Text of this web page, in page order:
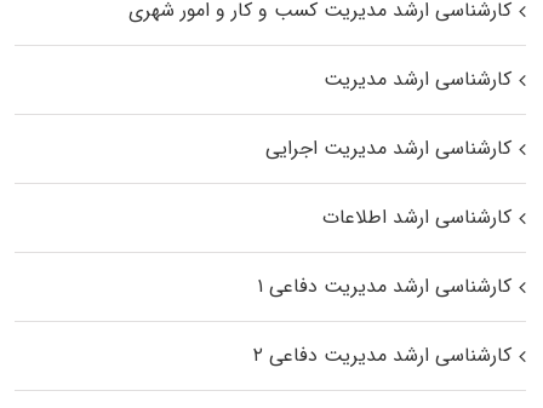
کارشناسی ارشد مدیریت کسب و کار و امور شهری
کارشناسی ارشد مدیریت
کارشناسی ارشد مدیریت اجرایی
کارشناسی ارشد اطلاعات
کارشناسی ارشد مدیریت دفاعی ۱
کارشناسی ارشد مدیریت دفاعی ۲